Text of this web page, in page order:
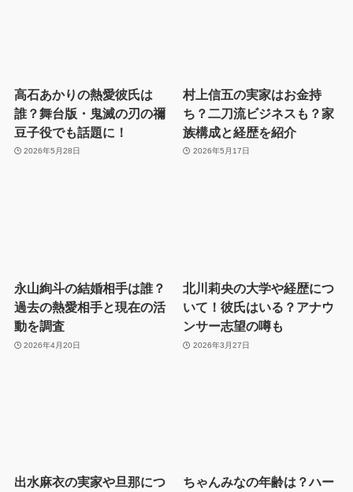
高石あかりの熱愛彼氏は
誰？舞台版・鬼滅の刃の禰
豆子役でも話題に！
2026年5月28日
村上信五の実家はお金持
ち？二刀流ビジネスも？家
族構成と経歴を紹介
2026年5月17日
永山絢斗の結婚相手は誰？
過去の熱愛相手と現在の活
動を調査
2026年4月20日
北川莉央の大学や経歴につ
いて！彼氏はいる？アナウ
ンサー志望の噂も
2026年3月27日
出水麻衣の実家や旦那につ ちゃんみなの年齢は？ハー